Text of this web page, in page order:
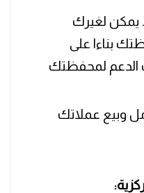
يمكن لغيرك
بناءا على
الدعم لمحفظتك
وبيع عملاتك